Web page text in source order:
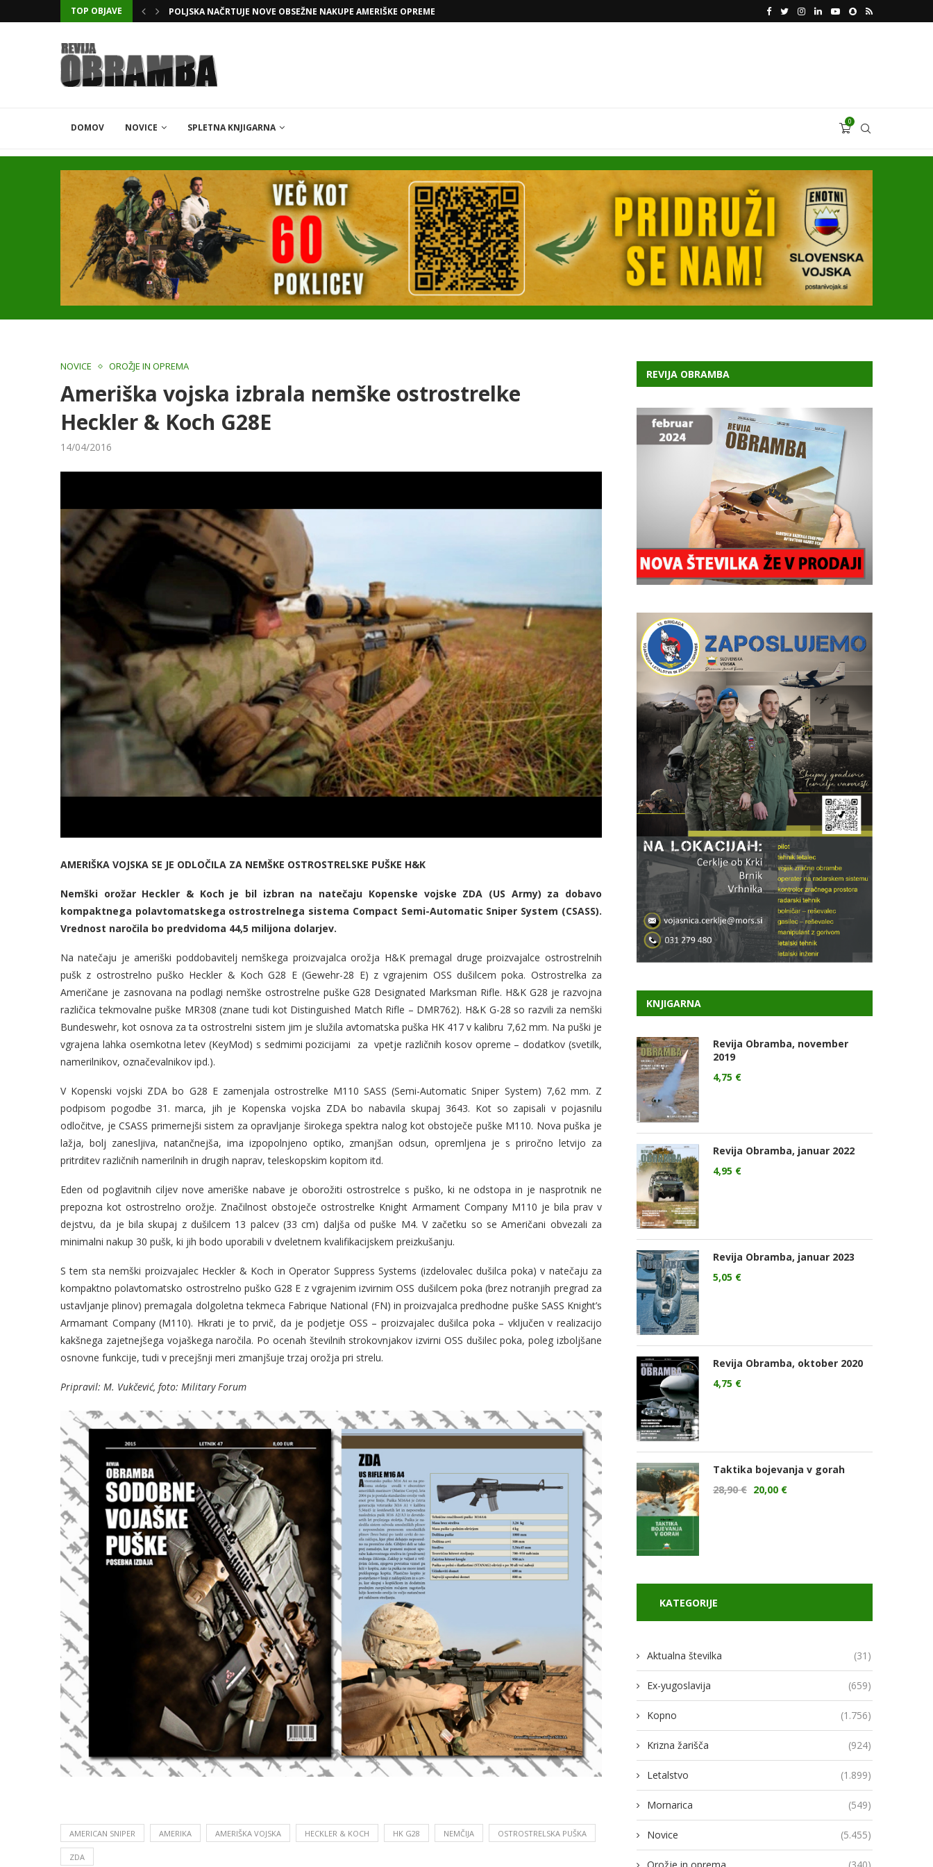
TOP OBJAVE KATARSKI DELNIČAR ZAPLETEL VOLKSWAGNOVE NAČRTE Z RAFAELOM VODJA UKROBORONPROMA HERMAN SMETANIN
DOMOV NOVICE SPLETNA KNJIGARNA
0
NOVICE OROŽJE IN OPREMA
Ameriška vojska izbrala nemške ostrostrelke
Heckler & Koch G28E
14/04/2016
AMERIŠKA VOJSKA SE JE ODLOČILA ZA NEMŠKE OSTROSTRELSKE PUŠKE H&K
Nemški orožar Heckler & Koch je bil izbran na natečaju Kopenske vojske ZDA (US Army) za dobavo
kompaktnega polavtomatskega ostrostrelnega sistema Compact Semi-Automatic Sniper System (CSASS).
Vrednost naročila bo predvidoma 44,5 milijona dolarjev.
Na natečaju je ameriški poddobavitelj nemškega proizvajalca orožja H&K premagal druge proizvajalce ostrostrelnih
pušk z ostrostrelno puško Heckler & Koch G28 E (Gewehr-28 E) z vgrajenim OSS dušilcem poka. Ostrostrelka za
Američane je zasnovana na podlagi nemške ostrostrelne puške G28 Designated Marksman Rifle. H&K G28 je razvojna
različica tekmovalne puške MR308 (znane tudi kot Distinguished Match Rifle – DMR762). H&K G-28 so razvili za nemški
Bundeswehr, kot osnova za ta ostrostrelni sistem jim je služila avtomatska puška HK 417 v kalibru 7,62 mm. Na puški je
vgrajena lahka osemkotna letev (KeyMod) s sedmimi pozicijami za vpetje različnih kosov opreme – dodatkov (svetilk,
namerilnikov, označevalnikov ipd.).
V Kopenski vojski ZDA bo G28 E zamenjala ostrostrelke M110 SASS (Semi-Automatic Sniper System) 7,62 mm. Z
podpisom pogodbe 31. marca, jih je Kopenska vojska ZDA bo nabavila skupaj 3643. Kot so zapisali v pojasnilu
odločitve, je CSASS primernejši sistem za opravljanje širokega spektra nalog kot obstoječe puške M110. Nova puška je
lažja, bolj zanesljiva, natančnejša, ima izpopolnjeno optiko, zmanjšan odsun, opremljena je s priročno letvijo za
pritrditev različnih namerilnih in drugih naprav, teleskopskim kopitom itd.
Eden od poglavitnih ciljev nove ameriške nabave je oborožiti ostrostrelce s puško, ki ne odstopa in je nasprotnik ne
prepozna kot ostrostrelno orožje. Značilnost obstoječe ostrostrelke Knight Armament Company M110 je bila prav v
dejstvu, da je bila skupaj z dušilcem 13 palcev (33 cm) daljša od puške M4. V začetku so se Američani obvezali za
minimalni nakup 30 pušk, ki jih bodo uporabili v dveletnem kvalifikacijskem preizkušanju.
S tem sta nemški proizvajalec Heckler & Koch in Operator Suppress Systems (izdelovalec dušilca poka) v natečaju za
kompaktno polavtomatsko ostrostrelno puško G28 E z vgrajenim izvirnim OSS dušilcem poka (brez notranjih pregrad za
ustavljanje plinov) premagala dolgoletna tekmeca Fabrique National (FN) in proizvajalca predhodne puške SASS Knight’s
Armamant Company (M110). Hkrati je to prvič, da je podjetje OSS – proizvajalec dušilca poka – vključen v realizacijo
kakšnega zajetnejšega vojaškega naročila. Po ocenah številnih strokovnjakov izvirni OSS dušilec poka, poleg izboljšane
osnovne funkcije, tudi v precejšnji meri zmanjšuje trzaj orožja pri strelu.
Pripravil: M. Vukčević, foto: Military Forum
AMERICAN SNIPER AMERIKA AMERIŠKA VOJSKA HECKLER & KOCH HK G28 NEMČIJA OSTROSTRELSKA PUŠKA
ZDA
REVIJA OBRAMBA
KNJIGARNA
Revija Obramba, november
2019
4,75 €
Revija Obramba, januar 2022
4,95 €
Revija Obramba, januar 2023
5,05 €
Revija Obramba, oktober 2020
4,75 €
Taktika bojevanja v gorah
28,90€ 20,00 €
KATEGORIJE
Aktualna številka (31)
Ex-yugoslavija (659)
Kopno (1.756)
Krizna žarišča (924)
Letalstvo (1.899)
Mornarica (549)
Novice (5.455)